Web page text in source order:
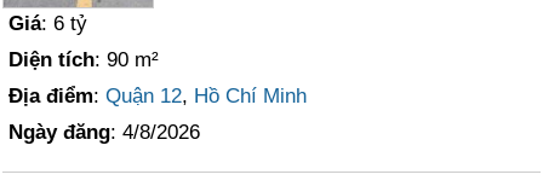
Giá: 6 tỷ
Diện tích: 90 m²
Địa điểm:Quận 12, Hồ Chí Minh
Ngày đăng: 4/8/2026